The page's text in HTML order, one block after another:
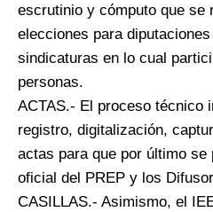
escrutinio y cómputo que se
elecciones para
sindicaturas en lo cual
personas.
ACTAS.- El proceso técnico
registro, digitalización,
actas para que por último se
oficial del PREP y los
CASILLAS.- Asimismo, el